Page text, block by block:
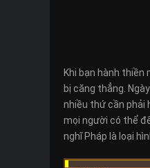
Khi bạn hành
bị căng thẳng.
nhiều thứ cần phải
mọi người có thể
nghĩ Pháp là loại